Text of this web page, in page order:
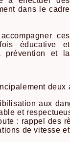
dans le cadre
ces
éducative et
prévention et la
deux
aux
et
: rappel des
de vitesse